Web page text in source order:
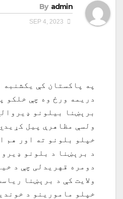
By admin
دریمه ورځ وه چې خلکو
برېښنا بیلونو
ولسې مظاهرې پیل
خپلو بلونو ته اور هم
د برېښنا د بلونو
دومره قهریدلی چې د
ولایت کې د برېښنا
خپلو مامورینو د